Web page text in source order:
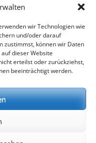
wir Technologien wie
und/oder darauf
zustimmst, können wir Daten
dieser Website
erteilst oder zurückziehst,
beeinträchtigt werden.
Society
denn es
und Energiewende.